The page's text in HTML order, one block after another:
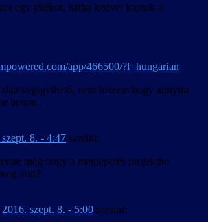
egy játékot, hátha kedvet kaptok a
app/466500/?l=hungarian
végigvihető, nem hiszem hogy annyira
benne..
8. - 4:47 szerint:
még hogy a meglepetés projektbe
volt?
2016. szept. 8. - 5:00 szerint: